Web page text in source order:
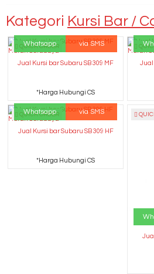
Kategori Kursi Bar /
QUICK ORDER
Whatsapp via SMS
Jual Kursi bar Subaru SB 309 MF
*Harga Hubungi CS
Jual
QUICK ORDER
Whatsapp via SMS
Jual Kursi bar Subaru SB 309 HF
*Harga Hubungi CS